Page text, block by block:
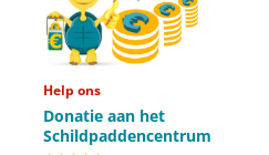
Help ons
Donatie aan het
Schildpaddencentrum